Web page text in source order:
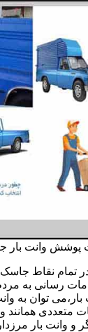
وانت بار
تمام نقاط
رسانی به
توان به
همانند
و وانت بار